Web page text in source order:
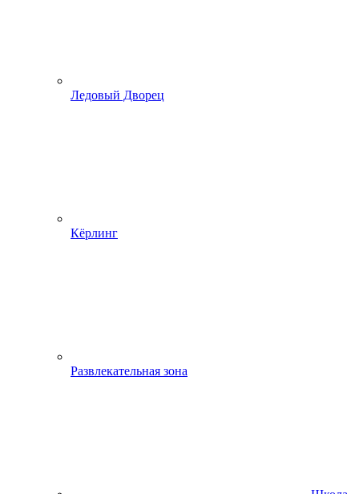
Ледовый Дворец
Кёрлинг
Развлекательная зона